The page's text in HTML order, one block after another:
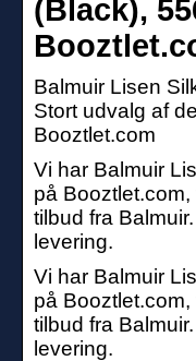
(Black),
Balmuir Lisen
Stort udvalg af
Booztlet.com
Vi har Balmuir
på Booztlet.com,
tilbud fra
levering.
Vi har Balmuir
på Booztlet.com,
tilbud fra
levering.